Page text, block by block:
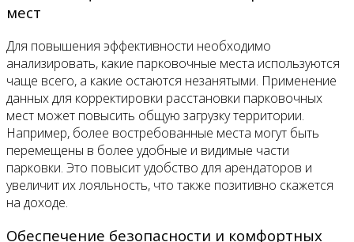
мест
Для повышения эффективности необходимо
анализировать, какие парковочные места используются
чаще всего, а какие остаются незанятыми. Применение
данных для корректировки расстановки парковочных
мест может повысить общую загрузку территории.
Например, более востребованные места могут быть
перемещены в более удобные и видимые части
парковки. Это повысит удобство для арендаторов и
увеличит их лояльность, что также позитивно скажется
на доходе.
Обеспечение безопасности и комфортных